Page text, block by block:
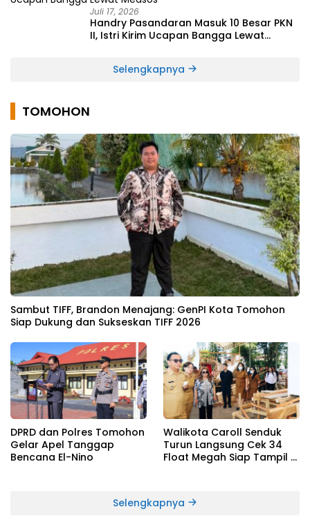
Juli 17, 2026
Handry Pasandaran Masuk 10 Besar PKN
II, Istri Kirim Ucapan Bangga Lewat
Selengkapnya
TOMOHON
Sambut TIFF, Brandon Menajang: ​GenPI Kota Tomohon
Siap Dukung dan Sukseskan TIFF 2026
DPRD dan Polres Tomohon
Gelar Apel Tanggap
Bencana El-Nino
Walikota Caroll Senduk
Turun Langsung Cek 34
Float Megah Siap Tampil di
Selengkapnya